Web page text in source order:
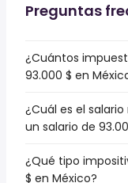
Preguntas
¿Cuántos
93.000 $ en
¿Cuál es el
un salario de
¿Qué tipo
$ en México?